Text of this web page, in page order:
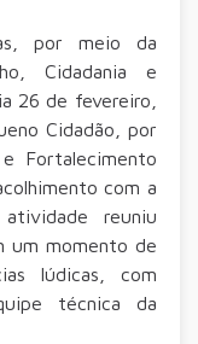
por meio da
Cidadania e
26 de fevereiro,
Cidadão, por
Fortalecimento
com a
reuniu
um momento de
lúdicas, com
técnica da